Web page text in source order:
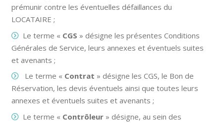
prémunir contre les éventuelles défaillances du
LOCATAIRE ;
Le terme « CGS » désigne les présentes Conditions
Générales de Service, leurs annexes et éventuels suites
et avenants ;
Le terme « Contrat » désigne les CGS, le Bon de
Réservation, les devis éventuels ainsi que toutes leurs
annexes et éventuels suites et avenants ;
Le terme « Contrôleur» désigne, au sein des